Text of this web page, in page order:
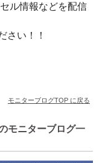
ル情報などを配信
さい！！
モニターブログTOP に戻る
モニターブログ一